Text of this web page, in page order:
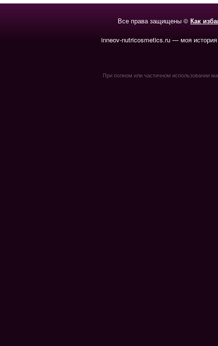
Все права защищены © Как
inneov-nutricosmetics.ru — моя
При полном или частичном использовании